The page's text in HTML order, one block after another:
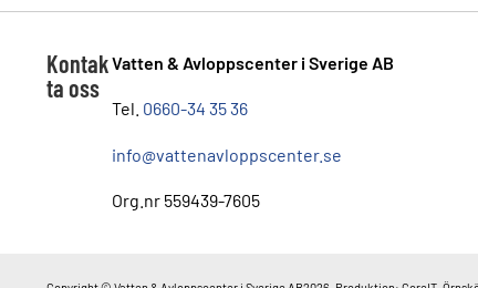
Kontak
ta oss
Vatten & Avloppscenter i Sverige AB
Tel. 0660-34 35 36
info@vattenavloppscenter.se
Org.nr 559439-7605